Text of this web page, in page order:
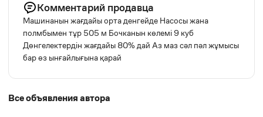
Комментарий продавца
Машинанын жағдайы орта денгейде Насосы жана
полмбымен тұр 505 м Бочканын көлемі 9 куб
Дөнгелектердін жағдайы 80% дай Аз маз сәл пәл жұмысы
бар өз ынғайлығына қарай
Все объявления автора